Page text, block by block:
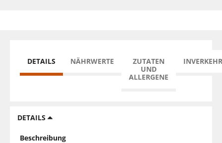
DETAILS NÄHRWERTE
ZUTATEN
UND
ALLERGENE
DETAILS
Beschreibung